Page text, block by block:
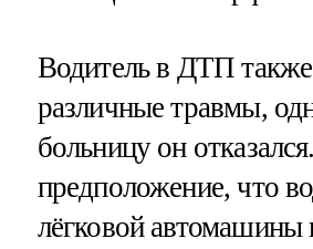
Водитель в ДТП
различные травмы,
больницу он
предположение, что
лёгковой автомашины